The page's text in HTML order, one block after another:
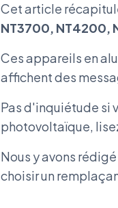
Cet article
NT3700, NT4200,
Ces appareils en
affichent des
Pas d'inquiétude si
photovoltaïque,
Nous y avons
choisir un